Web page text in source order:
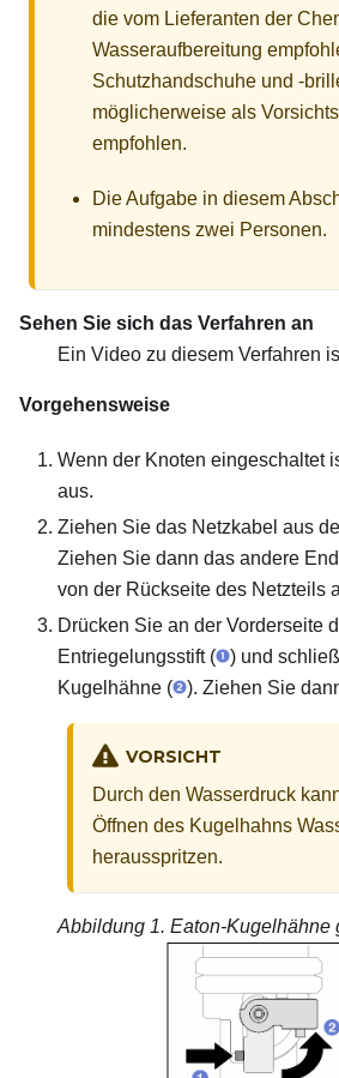
die vom Lieferanten der
Wasseraufbereitung
Schutzhandschuhe und -
möglicherweise als
empfohlen.
Die Aufgabe in diesem
mindestens zwei Personen.
Sehen Sie sich das Verfahren an
Ein Video zu diesem Verfahren
Vorgehensweise
Wenn der Knoten eingeschaltet
aus.
Ziehen Sie das Netzkabel aus
Ziehen Sie dann das andere
von der Rückseite des Netzteils
Drücken Sie an der Vorderseite
Entriegelungsstift (
) und
Kugelhähne (
). Ziehen Sie
VORSICHT
Durch den Wasserdruck
Öffnen des Kugelhahns
herausspritzen.
Abbildung 1. Eaton-Kugelhähne